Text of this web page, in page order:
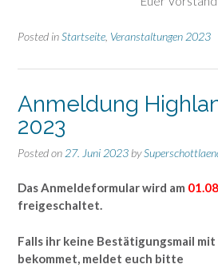
Posted inStartseite Veranstaltungen 2023
Anmeldung
2023
Posted on 27. Juni 2023 by
Das Anmeldeformular wird am
freigeschaltet.
Falls ihr keine Bestätigungsmail
bekommet, meldet euch bitte